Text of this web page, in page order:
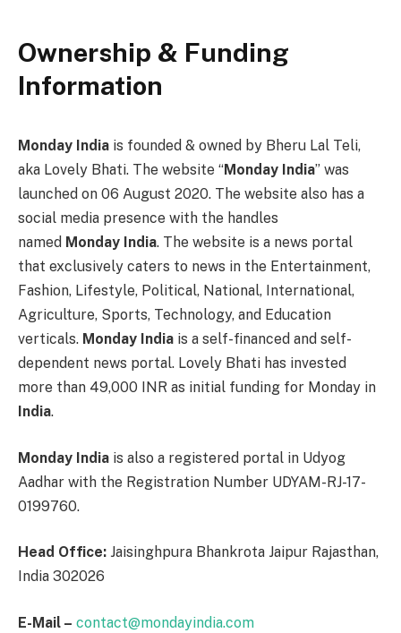
Ownership & Funding
Information
Monday India is founded & owned by Bheru Lal Teli,
aka Lovely Bhati. The website “Monday India” was
launched on 06 August 2020. The website also has a
social media presence with the handles
named Monday India. The website is a news portal
that exclusively caters to news in the Entertainment,
Fashion, Lifestyle, Political, National, International,
Agriculture, Sports, Technology, and Education
verticals. Monday India is a self-financed and self-
dependent news portal. Lovely Bhati has invested
more than 49,000 INR as initial funding for Monday in
India.
Monday India is also a registered portal in Udyog
Aadhar with the Registration Number UDYAM-RJ-17-
0199760.
Head Office: Jaisinghpura Bhankrota Jaipur Rajasthan,
India 302026
E-Mail – contact@mondayindia.com